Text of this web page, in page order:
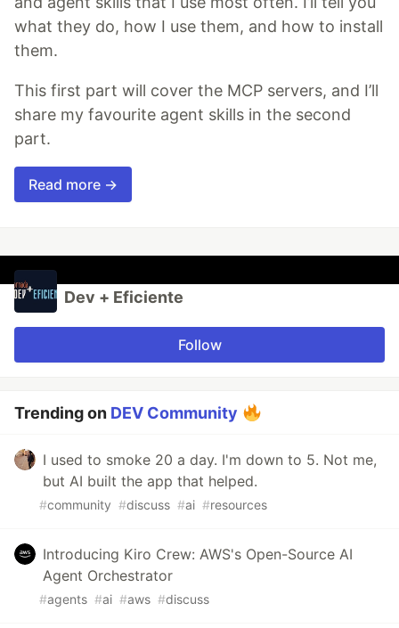
what they do, how I use them, and how to install
them.
This first part will cover the MCP servers, and I’ll
share my favourite agent skills in the second
part.
Read more →
Dev + Eficiente
Follow
Trending on DEV Community
I used to smoke 20 a day. I'm down to 5. Not me,
but AI built the app that helped.
#community #discuss #ai #resources
Introducing Kiro Crew: AWS's Open-Source AI
Agent Orchestrator
#agents #ai #aws #discuss